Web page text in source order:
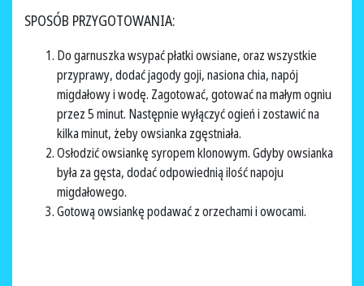
SPOSÓB PRZYGOTOWANIA:
Do garnuszka wsypać płatki owsiane, oraz wszystkie
przyprawy, dodać jagody goji, nasiona chia, napój
migdałowy i wodę. Zagotować, gotować na małym ogniu
przez 5 minut. Następnie wyłączyć ogień i zostawić na
kilka minut, żeby owsianka zgęstniała.
Osłodzić owsiankę syropem klonowym. Gdyby owsianka
była za gęsta, dodać odpowiednią ilość napoju
migdałowego.
Gotową owsiankę podawać z orzechami i owocami.